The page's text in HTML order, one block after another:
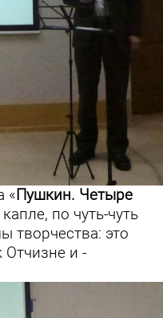
«Пушкин. Четыре
по чуть-чуть
творчества: это
и -